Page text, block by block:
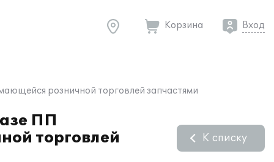
Корзина Вход
розничной торговлей запчастями
ПП
торговлей
К списку